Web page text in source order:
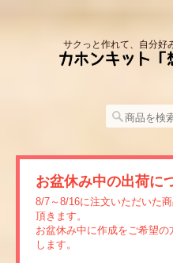
サクっと作れて、自分好
お盆休み中の出荷に
8/7～8/16に注文いただいた
頂きます。
お盆休み中に作成をご希望
します。